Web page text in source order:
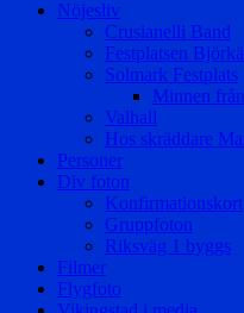
Nöjesliv
Crusianelli Band
Festplatsen
Solmark Festplats
Minnen
Valhall
Hos skräddare
Personer
Div foton
Konfirmationskort
Gruppfoton
Riksväg 1 byggs
Filmer
Flygfoto